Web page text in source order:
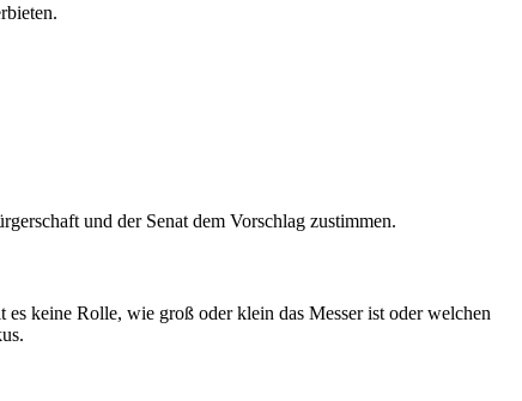
und der Senat dem Vorschlag zustimmen.
keine Rolle, wie groß oder klein das Messer ist oder welchen